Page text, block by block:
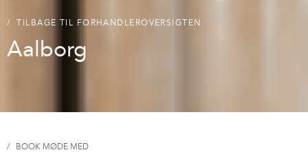
TILBAGE TIL FORHANDLEROVERSIGTEN
Aalborg
BOOK MØDE MED